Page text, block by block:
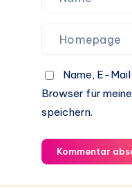
Name, E-
Browser für
speichern.
Kommentar